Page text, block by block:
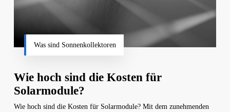
Was sind Sonnenkollektoren
Wie hoch sind die Kosten für
Solarmodule?
Wie hoch sind die Kosten für Solarmodule? Mit dem zunehmenden